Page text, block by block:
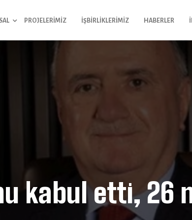
PROJELERIMIZ İŞBIRLIKLERIMIZ HABERLER
kabul etti, 26